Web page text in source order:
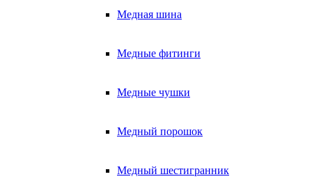
Медная шина
Медные фитинги
Медные чушки
Медный порошок
Медный шестигранник